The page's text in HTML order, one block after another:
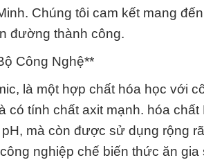
Chúng tôi cam kết mang
đường thành công.
Công Nghệ**
là một hợp chất hóa học với
tính chất axit mạnh. hóa chất
mà còn được sử dụng rộng
nghiệp chế biến thức ăn gia